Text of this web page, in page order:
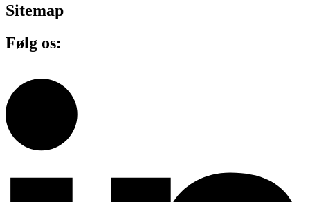
Sitemap
Følg os: